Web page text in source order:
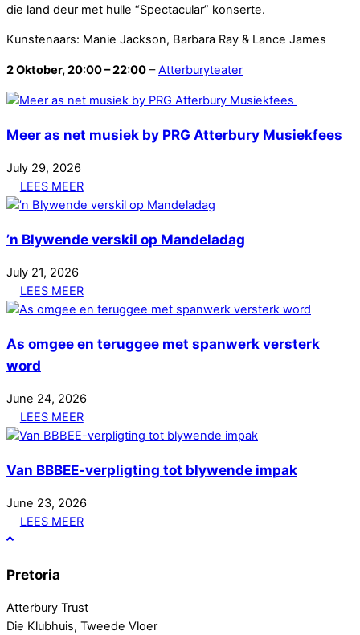
die land deur met hulle “Spectacular” konserte.
Kunstenaars: Manie Jackson, Barbara Ray & Lance James
2 Oktober, 20:00 – 22:00 –Atterburyteater
Meer as net musiek by PRG Atterbury Musiekfees
July 29, 2026
LEES MEER
’n Blywende verskil op Mandeladag
July 21, 2026
LEES MEER
As omgee en teruggee met spanwerk versterk
word
June 24, 2026
LEES MEER
Van BBBEE-verpligting tot blywende impak
June 23, 2026
LEES MEER
Pretoria
Atterbury Trust
Die Klubhuis, Tweede Vloer